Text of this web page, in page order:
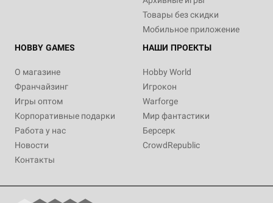
Товары без скидки
Мобильное приложение
HOBBY GAMES
О магазине
Франчайзинг
Игры оптом
Корпоративные подарки
Работа у нас
Новости
Контакты
НАШИ ПРОЕКТЫ
Hobby World
Игрокон
Warforge
Мир фантастики
Берсерк
CrowdRepublic